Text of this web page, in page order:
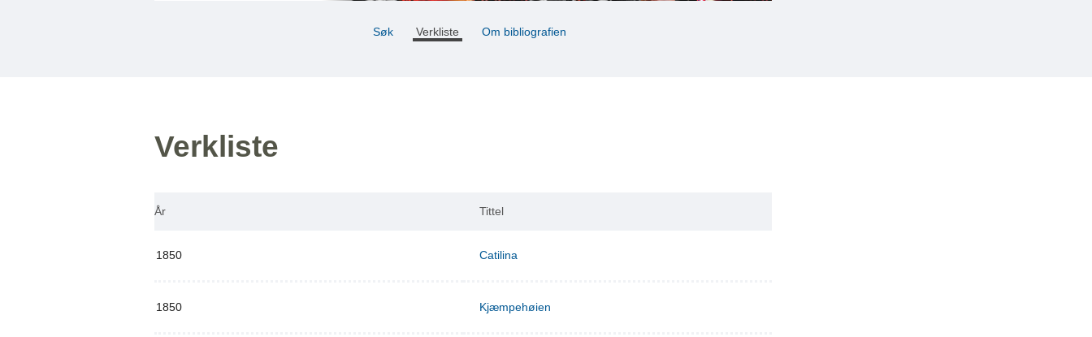
Søk Verkliste Om bibliografien
Verkliste
År Tittel
1850 Catilina
1850 Kjæmpehøien